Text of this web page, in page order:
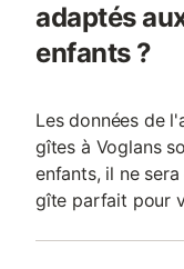
adaptés
enfants ?
Les données de
gîtes à Voglans
enfants, il ne
gîte parfait pour